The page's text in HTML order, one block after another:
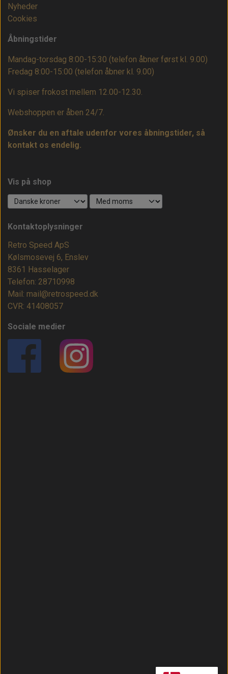
Nyheder
Cookies
Åbningstider
Mandag-torsdag 8:00-15:30 (telefon åbner først kl. 9.00)
Fredag 8:00-15:00 (telefon åbner kl. 9.00)
Vi spiser frokost mellem 12.00-12.30.
Webshoppen er åben 24/7.
Ønsker du en aftale udenfor vores åbningstider, så
kontakt os endelig.
Vis på shop
Kontaktoplysninger
Retro Speed ApS
Kølsmosevej 6, Enslev
8361 Hasselager
Telefon: 28710998
Mail: mail@retrospeed.dk
CVR: 41408057
Sociale medier